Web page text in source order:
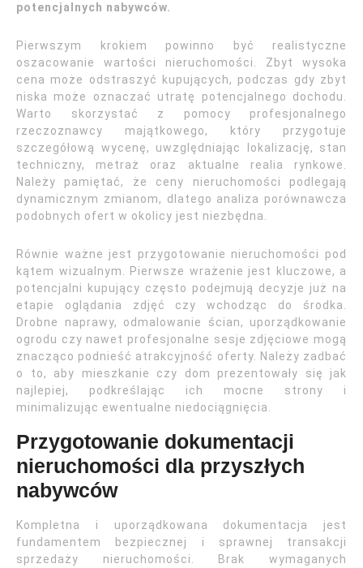
potencjalnych nabywców.
Pierwszym krokiem powinno być realistyczne
oszacowanie wartości nieruchomości. Zbyt wysoka
cena może odstraszyć kupujących, podczas gdy zbyt
niska może oznaczać utratę potencjalnego dochodu.
Warto skorzystać z pomocy profesjonalnego
rzeczoznawcy majątkowego, który przygotuje
szczegółową wycenę, uwzględniając lokalizację, stan
techniczny, metraż oraz aktualne realia rynkowe.
Należy pamiętać, że ceny nieruchomości podlegają
dynamicznym zmianom, dlatego analiza porównawcza
podobnych ofert w okolicy jest niezbędna.
Równie ważne jest przygotowanie nieruchomości pod
kątem wizualnym. Pierwsze wrażenie jest kluczowe, a
potencjalni kupujący często podejmują decyzje już na
etapie oglądania zdjęć czy wchodząc do środka.
Drobne naprawy, odmalowanie ścian, uporządkowanie
ogrodu czy nawet profesjonalne sesje zdjęciowe mogą
znacząco podnieść atrakcyjność oferty. Należy zadbać
o to, aby mieszkanie czy dom prezentowały się jak
najlepiej, podkreślając ich mocne strony i
minimalizując ewentualne niedociągnięcia.
Przygotowanie dokumentacji
nieruchomości dla przyszłych
nabywców
Kompletna i uporządkowana dokumentacja jest
fundamentem bezpiecznej i sprawnej transakcji
sprzedaży nieruchomości. Brak wymaganych